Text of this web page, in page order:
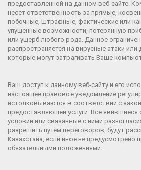
предоставленной на данном веб-сайте.
несет ответственность за прямые,
побочные, штрафные, фактические или
упущенные возможности, потерянную
или ущерб любого рода. Данное
распространяется на вирусные атаки или
которые могут затрагивать Ваше
Ваш доступ к данному веб-сайту и его
настоящее правовое уведомление
истолковываются в соответствии с
предоставляющей услуги. Все явившиеся
условий или связанные с ними
разрешить путем переговоров, будут
Казахстана, если иное не предусмотрено
обязательными положениями.